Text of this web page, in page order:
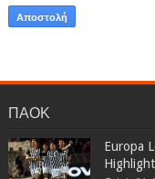
ΠΑΟΚ
Europa